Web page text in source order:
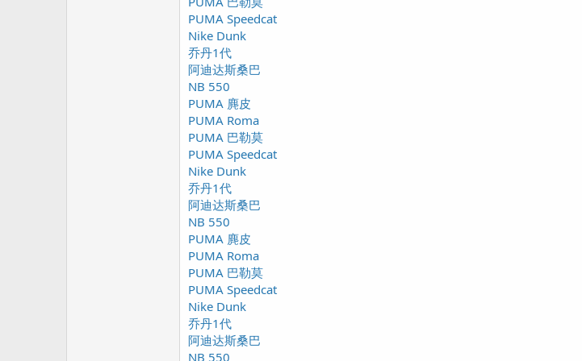
PUMA Speedcat
Nike Dunk
乔丹1代
阿迪达斯桑巴
NB 550
PUMA 麂皮
PUMA Roma
PUMA 巴勒莫
PUMA Speedcat
Nike Dunk
乔丹1代
阿迪达斯桑巴
NB 550
PUMA 麂皮
PUMA Roma
PUMA 巴勒莫
PUMA Speedcat
Nike Dunk
乔丹1代
阿迪达斯桑巴
NB 550